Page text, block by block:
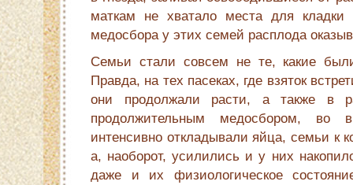
маткам не хватало места для кладки
медосбора у этих семей расплода
Семьи стали совсем не те, какие
Правда, на тех пасеках, где взяток
они продолжали расти, а также в
продолжительным медосбором, во
интенсивно откладывали яйца, семьи к
а, наоборот, усилились и у них
даже и их физиологическое